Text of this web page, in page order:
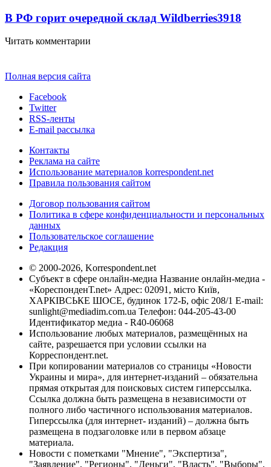
В РФ горит очередной склад Wildberries3918
Читать комментарии
Полная версия сайта
Facebook
Twitter
RSS-ленты
E-mail рассылка
Контакты
Реклама на сайте
Использование материалов korrespondent.net
Правила пользования сайтом
Договор пользования сайтом
Политика в сфере конфиденциальности и персональных
данных
Пользовательское соглашение
Редакция
© 2000-2026, Korrespondent.net
Субъект в сфере онлайн-медиа Название онлайн-медиа -
«КореспонденТ.net» Адрес: 02091, місто Київ,
ХАРКІВСЬКЕ ШОСЕ, будинок 172-Б, офіс 208/1 E-mail:
sunlight@mediadim.com.ua Телефон: 044-205-43-00
Идентификатор медиа - R40-06068
Использование любых материалов, размещённых на
сайте, разрешается при условии ссылки на
Корреспондент.net.
При копировании материалов со страницы «Новости
Украины и мира», для интернет-изданий – обязательна
прямая открытая для поисковых систем гиперссылка.
Ссылка должна быть размещена в независимости от
полного либо частичного использования материалов.
Гиперссылка (для интернет- изданий) – должна быть
размещена в подзаголовке или в первом абзаце
материала.
Новости с пометками "Мнение", "Экспертиза",
"Заявление", "Регионы", "Деньги", "Власть", "Выборы",